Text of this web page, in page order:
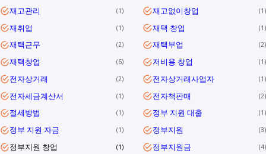
재고관리 1 재고없이창업 1
재취업 1 재택 창업 1
재택근무 2 재택부업 2
재택창업 6 저비용 창업 1
전자상거래 2 전자상거래사업자 1
전자세금계산서 1 전자책판매 2
절세방법 1 정부 지원 대출 1
정부 지원 자금 1 정부지원 3
정부지원 창업 1 정부지원금 4